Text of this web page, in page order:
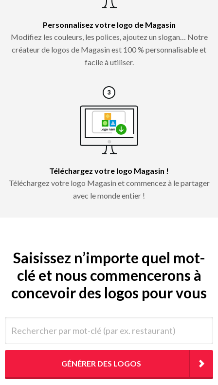
Personnalisez votre logo de Magasin
Modifiez les couleurs, les polices, ajoutez un slogan… Notre
créateur de logos de Magasin est 100 % personnalisable et
facile à utiliser.
Téléchargez votre logo Magasin !
Téléchargez votre logo Magasin et commencez à le partager
avec le monde entier !
Saisissez n’importe quel mot-
clé et nous commencerons à
concevoir des logos pour vous
GÉNÉRER DES LOGOS